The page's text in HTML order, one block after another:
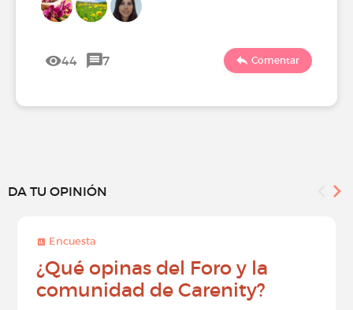
44 7 Comentar
DA TU OPINIÓN
Encuesta
¿Qué opinas del Foro y la
comunidad de Carenity?